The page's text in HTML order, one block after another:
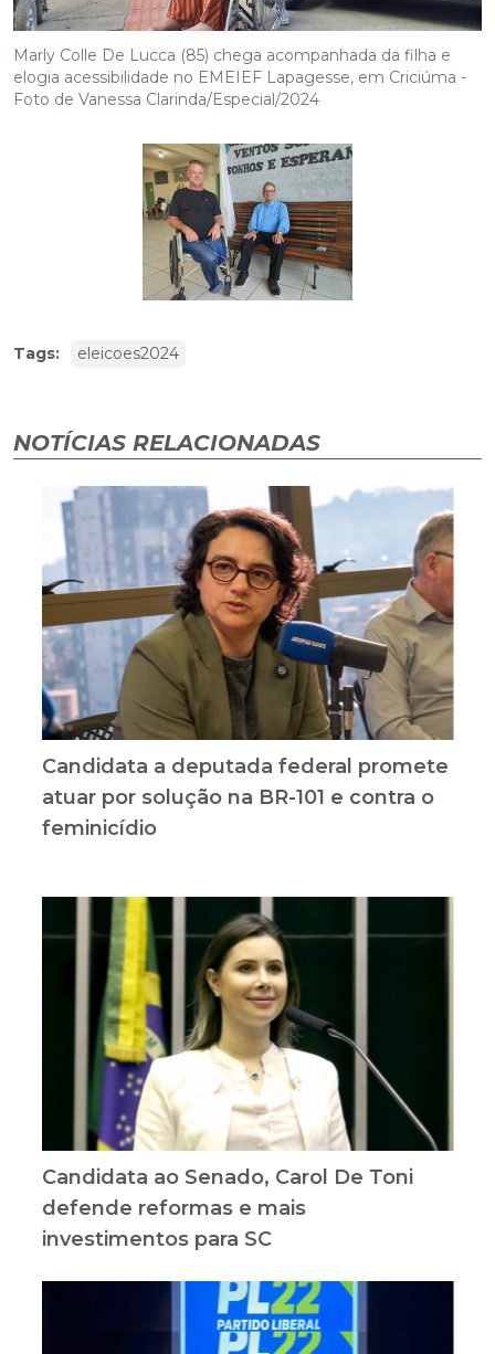
Marly Colle De Lucca (85) chega acompanhada da filha e
elogia acessibilidade no EMEIEF Lapagesse, em Criciúma -
Foto de Vanessa Clarinda/Especial/2024
Tags: eleicoes2024
NOTÍCIAS RELACIONADAS
Candidata a deputada federal promete
atuar por solução na BR-101 e contra o
feminicídio
Candidata ao Senado, Carol De Toni
defende reformas e mais
investimentos para SC